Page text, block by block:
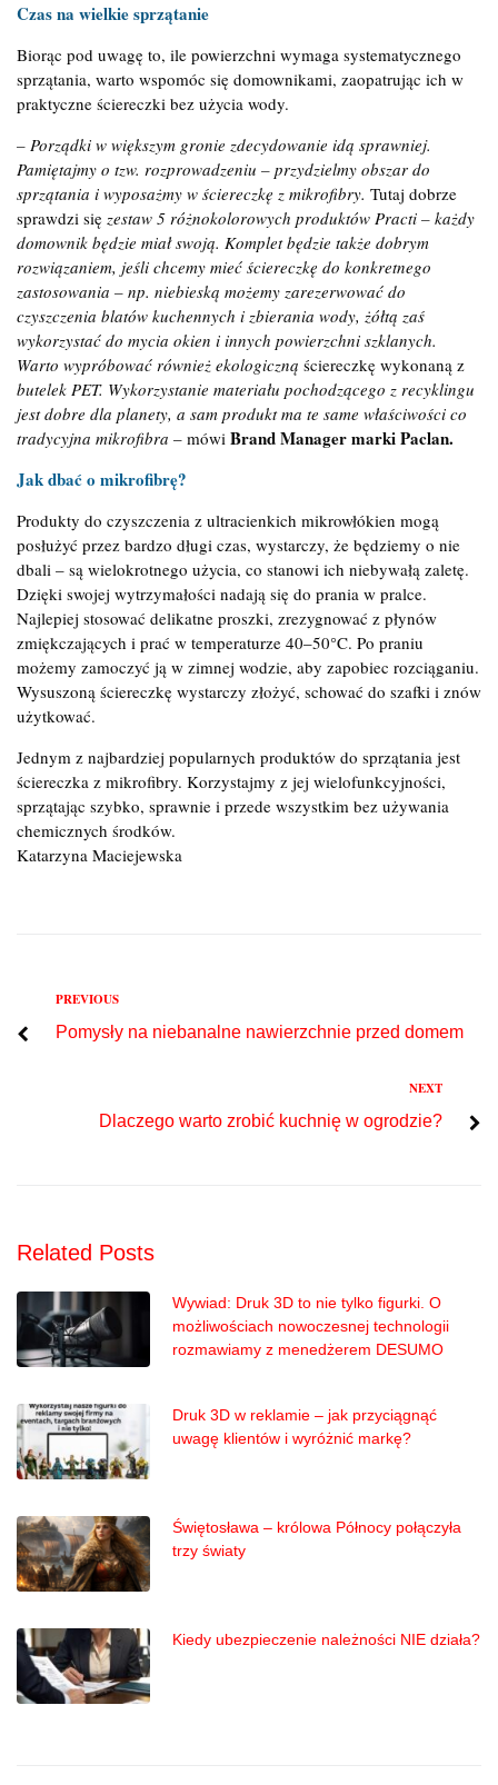
Czas na wielkie sprzątanie
Biorąc pod uwagę to, ile powierzchni wymaga systematycznego
sprzątania, warto wspomóc się domownikami, zaopatrując ich w
praktyczne ściereczki bez użycia wody.
– Porządki w większym gronie zdecydowanie idą sprawniej.
Pamiętajmy o tzw. rozprowadzeniu – przydzielmy obszar do
sprzątania i wyposażmy w ściereczkę z mikrofibry. Tutaj dobrze
sprawdzi się zestaw 5 różnokolorowych produktów Practi – każdy
domownik będzie miał swoją. Komplet będzie także dobrym
rozwiązaniem, jeśli chcemy mieć ściereczkę do konkretnego
zastosowania – np. niebieską możemy zarezerwować do
czyszczenia blatów kuchennych i zbierania wody, żółtą zaś
wykorzystać do mycia okien i innych powierzchni szklanych.
Warto wypróbować również ekologiczną ściereczkę wykonaną z
butelek PET. Wykorzystanie materiału pochodzącego z recyklingu
jest dobre dla planety, a sam produkt ma te same właściwości co
tradycyjna mikrofibra – mówi Brand Manager marki Paclan.
Jak dbać o mikrofibrę?
Produkty do czyszczenia z ultracienkich mikrowłókien mogą
posłużyć przez bardzo długi czas, wystarczy, że będziemy o nie
dbali – są wielokrotnego użycia, co stanowi ich niebywałą zaletę.
Dzięki swojej wytrzymałości nadają się do prania w pralce.
Najlepiej stosować delikatne proszki, zrezygnować z płynów
zmiękczających i prać w temperaturze 40–50°C. Po praniu
możemy zamoczyć ją w zimnej wodzie, aby zapobiec rozciąganiu.
Wysuszoną ściereczkę wystarczy złożyć, schować do szafki i znów
użytkować.
Jednym z najbardziej popularnych produktów do sprzątania jest
ściereczka z mikrofibry. Korzystajmy z jej wielofunkcyjności,
sprzątając szybko, sprawnie i przede wszystkim bez używania
chemicznych środków.
Katarzyna Maciejewska
Nawigacja
wpisu
Previous
PREVIOUS
Pomysły na niebanalne nawierzchnie przed domem
NEXT
Dlaczego warto zrobić kuchnię w ogrodzie?
Related Posts
Wywiad: Druk 3D to nie tylko figurki. O
możliwościach nowoczesnej technologii
rozmawiamy z menedżerem DESUMO
Druk 3D w reklamie – jak przyciągnąć
uwagę klientów i wyróżnić markę?
Świętosława – królowa Północy połączyła
trzy światy
Kiedy ubezpieczenie należności NIE działa?